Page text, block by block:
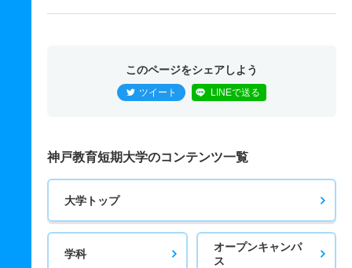
このページをシェアしよう
ツイート LINEで送る
神戸教育短期大学のコンテンツ一覧
大学トップ
学科
オープンキャンパ
ス